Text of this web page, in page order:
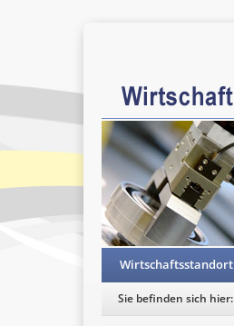
Wirtschaftsstandort
Sie befinden sich hier: